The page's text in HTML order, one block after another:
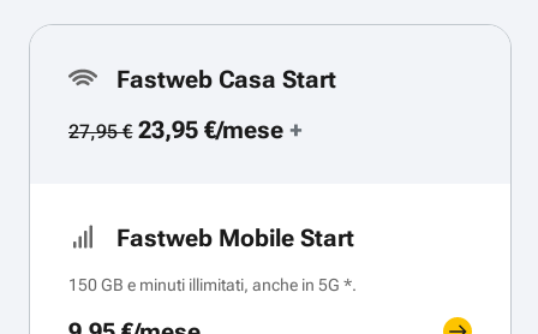
Fastweb Casa Start
27,95 €23,95 €/mese+
Fastweb Mobile Start
150 GB e minuti illimitati, anche in 5G *.